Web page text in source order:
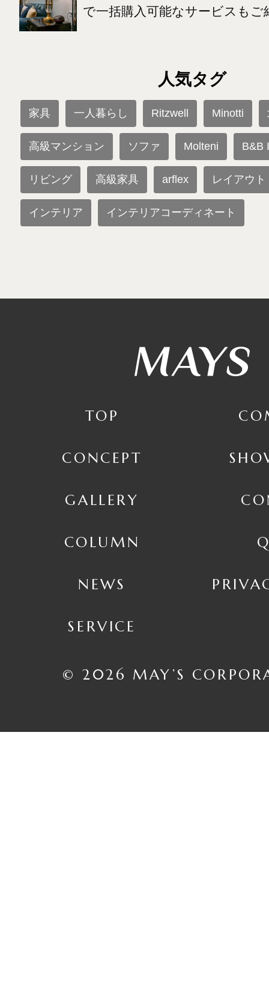
で一括購入可能なサービスもご
人気タグ
家具 一人暮らし Ritzwell Minotti
高級マンション ソファ Molteni B&B
リビング 高級家具 arflex レイアウト
インテリア インテリアコーディネート
TOP
CONCEPT
GALLERY
COLUMN
NEWS
SERVICE
© 2026 MAY’S